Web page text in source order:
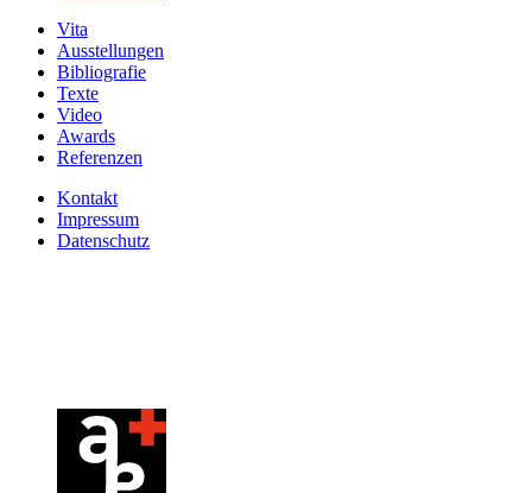
Vita
Ausstellungen
Bibliografie
Texte
Video
Awards
Referenzen
Kontakt
Impressum
Datenschutz